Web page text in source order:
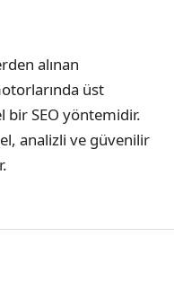
alınan
üst
bir SEO yöntemidir.
analizli ve güvenilir